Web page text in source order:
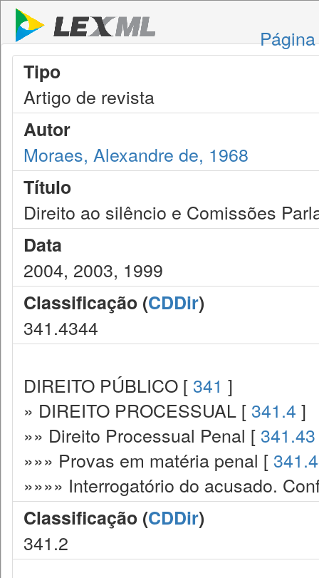
Tipo
Artigo de revista
Autor
Moraes, Alexandre de, 1968
Título
Direito ao silêncio e Comissões
Data
2004, 2003, 1999
Classificação (CDDir)
341.4344
DIREITO PÚBLICO [ 341 ]
» DIREITO PROCESSUAL [ 341.4 ]
»» Direito Processual Penal [ 341.43
»»» Provas em matéria penal [
»»»» Interrogatório do acusado.
Classificação (CDDir)
341.2